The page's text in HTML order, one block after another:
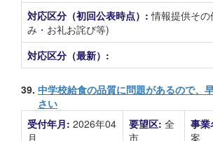
対応区分（初回公表時点）:情報提供そ
み・お礼お詫び等)
対応区分（最新）:
39. 中学校給食の品質に問題があるので、
さい
受付年月: 2026年04
月
要望区: 全
市
事業
案